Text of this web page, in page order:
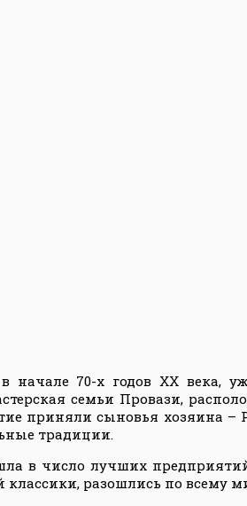
70-х годов ХХ века,
семьи Провази,
приняли сыновья хозяина –
традиции.
в число лучших
разошлись по всему